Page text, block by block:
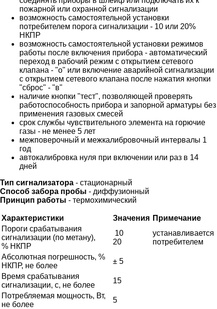
пожарной или охранной сигнализации
возможность самостоятельной установки
потребителем порога сигнализации - 10 или 20%
НКПР
возможность самостоятельной установки режимов
работы после включения прибора - автоматический
переход в рабочий режим с открытием сетевого
клапана - "о" или включение аварийной сигнализации
с открытием сетевого клапана после нажатия кнопки
"сброс" - "в"
наличие кнопки "тест", позволяющей проверять
работоспособность прибора и запорной арматуры без
применения газовых смесей
срок службы чувствительного элемента на горючие
газы - не менее 5 лет
межповерочный и межкалибровочный интервалы 1
год
автокалибровка нуля при включении или раз в 14
дней
Тип сигнализатора - стационарный
Способ забора пробы - диффузионный
Принцип работы - термохимический
Характеристики Значения Примечание
Пороги срабатывания
сигнализации (по метану),
% НКПР
10
20
устанавливается
потребителем
Абсолютная погрешность, %
НКПР, не более
± 5
Время срабатывания
сигнализации, с, не более
15
Потребляемая мощность, Вт,
не более
5